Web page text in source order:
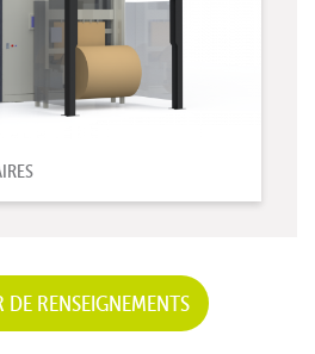
DE RENSEIGNEMENTS